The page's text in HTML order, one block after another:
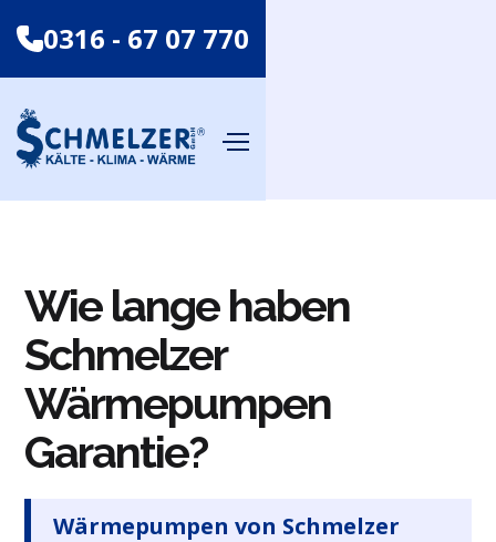
0316 - 67 07 770
Wie lange haben
Schmelzer
Wärmepumpen
Garantie?
Wärmepumpen von Schmelzer